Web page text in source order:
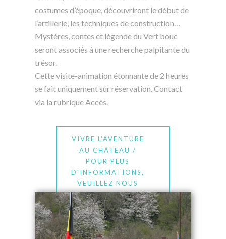
costumes d’époque, découvriront le début de
l’artillerie, les techniques de construction…
Mystères, contes et légende du Vert bouc
seront associés à une recherche palpitante du
trésor.
Cette visite-animation étonnante de 2 heures
se fait uniquement sur réservation. Contact
via la rubrique Accès.
VIVRE L'AVENTURE
AU CHÂTEAU /
POUR PLUS
D'INFORMATIONS,
VEUILLEZ NOUS
CONTACTER